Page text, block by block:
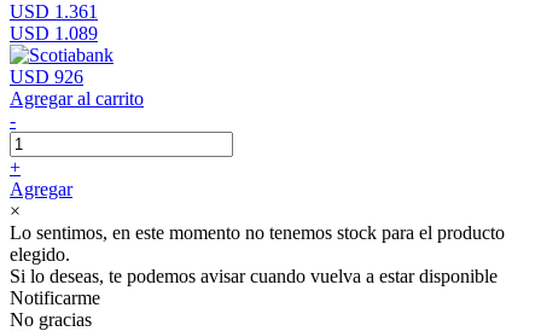
USD 1.361
USD 1.089
USD 926
Agregar al carrito
-
+
Agregar
×
Lo sentimos, en este momento no tenemos stock para el producto
elegido.
Si lo deseas, te podemos avisar cuando vuelva a estar disponible
Notificarme
No gracias